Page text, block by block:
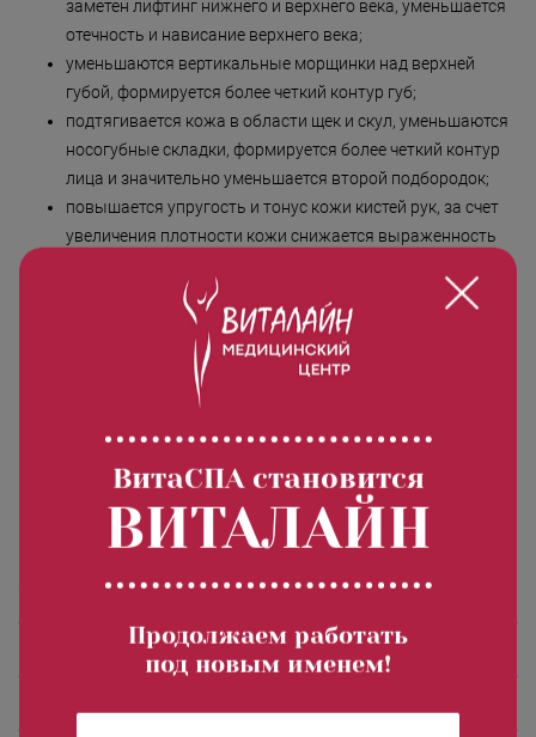
заметен лифтинг нижнего и верхнего века, уменьшается
отечность и нависание верхнего века;
уменьшаются вертикальные морщинки над верхней
губой, формируется более четкий контур губ;
подтягивается кожа в области щек и скул, уменьшаются
носогубные складки, формируется более четкий контур
лица и значительно уменьшается второй подбородок;
повышается упругость и тонус кожи кистей рук, за счет
увеличения плотности кожи снижается выраженность
сглаживаются растяжки, подтягивается и укрепляется
кожа живота, обвисшая после родов или резких потерь
уменьшаются жировые отложения на бедрах, ягодицах
уменьшаются проявления целлюлита;
улучшается структура и подтягивается кожа внутренних
областей плеч и бедер.
Стоимость процедур
RF-терапия лица. А17.01.008
ВитаСПА становится
ВИТАЛАЙН
Продолжаем работать
под новым именем!